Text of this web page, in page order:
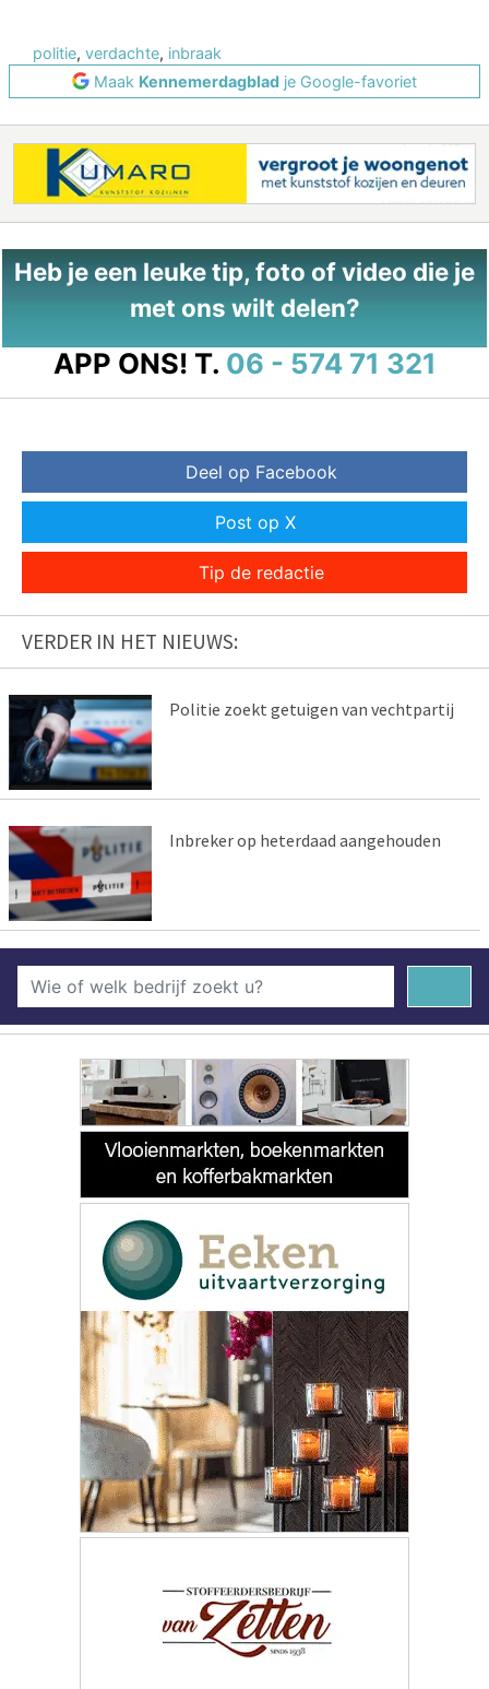
politie, verdachte, inbraak
Maak Kennemerdagblad je Google-favoriet
Heb je een leuke tip, foto of video die je
met ons wilt delen?
APP ONS! T. 06 - 574 71 321
Deel op Facebook
Post op X
Tip de redactie
VERDER IN HET NIEUWS:
Politie zoekt getuigen van vechtpartij
Inbreker op heterdaad aangehouden